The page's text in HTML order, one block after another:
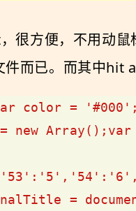
方便，不用动鼠
而已。而其中hit
color =
Array();var
=